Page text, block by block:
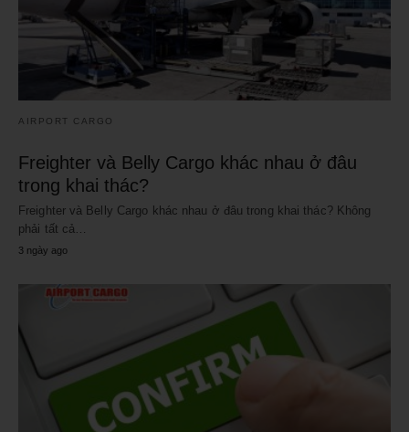
AIRPORT CARGO
Freighter và Belly Cargo khác nhau ở đâu
trong khai thác?
Freighter và Belly Cargo khác nhau ở đâu trong khai thác? Không
phải tất cả…
3 ngày ago